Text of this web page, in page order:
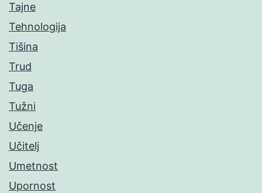
Tajne
Tehnologija
Tišina
Trud
Tuga
Tužni
Učenje
Učitelj
Umetnost
Upornost